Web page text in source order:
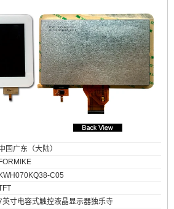
国广东（大陆）
C05
英寸电容式触控液晶显示器独乐寺